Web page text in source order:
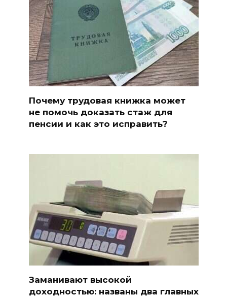
Почему трудовая книжка может
не помочь доказать стаж для
пенсии и как это исправить?
Заманивают высокой
доходностью: названы два главных